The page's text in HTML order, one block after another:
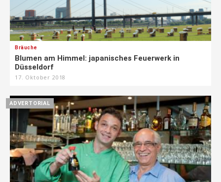
Bräuche
Blumen am Himmel: japanisches Feuerwerk in
Düsseldorf
17. Oktober 2018
ADVERTORIAL